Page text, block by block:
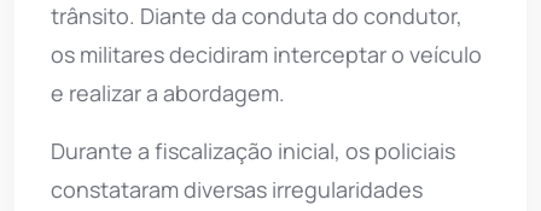
trânsito. Diante da conduta do condutor,
os militares decidiram interceptar o veículo
e realizar a abordagem.
Durante a fiscalização inicial, os policiais
constataram diversas irregularidades